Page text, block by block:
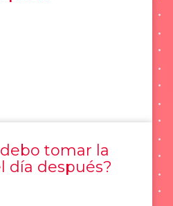
tomar la
día después?